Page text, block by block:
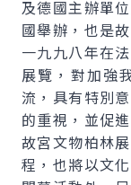
及德國主辦單
國舉辦，也是
一九九八年在
展覽，對加強
流，具有特別
的重視，並促
故宮文物柏林
程，也將以文